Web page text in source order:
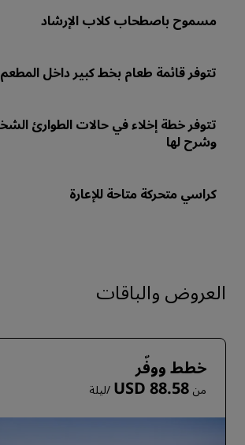
مسموح باصطحاب كلاب الإرشاد
تتوفر قائمة طعام بخط كبير داخل المطعم
وشرح لها
كراسي متحركة متاحة للإعارة
العروض والباقات
خطط ووفّر
من USD 88.58 /ليلة